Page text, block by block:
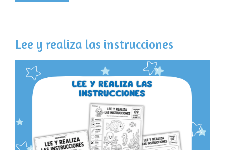
Lee y realiza las instrucciones